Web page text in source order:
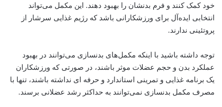
خود کمک کنند و فرم بدنشان را بهبود دهند. این مکمل‌ می‌تواند
انتخابی ایده‌آل برای ورزشکارانی باشد که رژیم غذایی سرشار از
پروتئینی ندارند.
توجه داشته باشید با اینکه مکمل‌های بدنسازی‌ می‌توانند در بهبود
عملکرد بدن و حجم عضلات موثر باشند، در صورتی که ورزشکاران
یک برنامه غذایی و تمرینی استاندارد و حرفه ای نداشته باشند، تنها با
مصرف مکمل بدنسازی نمی‌توانند به حداکثر رشد عضلانی برسند.